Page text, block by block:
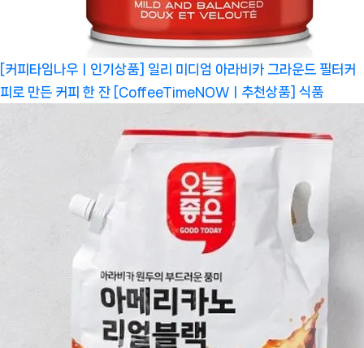
[커피타임나우ㅣ인기상품] 일리 미디엄 아라비카 그라운드 필터커
피로 만든 커피 한 잔 [CoffeeTimeNOWㅣ추천상품] 식품